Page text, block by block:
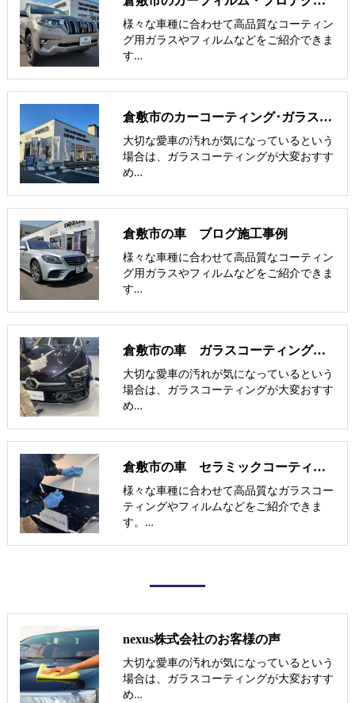
様々な車種に合わせて高品質なコーティン
グ用ガラスやフィルムなどをご紹介できま
す…
倉敷市のカーコーティング･ガラスコーティング施工事例
大切な愛車の汚れが気になっているという
場合は、ガラスコーティングが大変おすす
め…
倉敷市の車 ブログ施工事例
様々な車種に合わせて高品質なコーティン
グ用ガラスやフィルムなどをご紹介できま
す…
倉敷市の車 ガラスコーティングとカーフィルムセット割引
大切な愛車の汚れが気になっているという
場合は、ガラスコーティングが大変おすす
め…
倉敷市の車 セラミックコーティング施工事例
様々な車種に合わせて高品質なガラスコー
ティングやフィルムなどをご紹介できま
す。…
nexus株式会社のお客様の声
大切な愛車の汚れが気になっているという
場合は、ガラスコーティングが大変おすす
め…